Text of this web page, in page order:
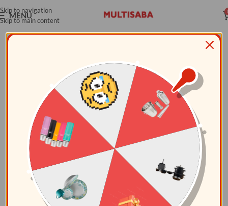
Skip to navigation
Skip to main content
MENÚ